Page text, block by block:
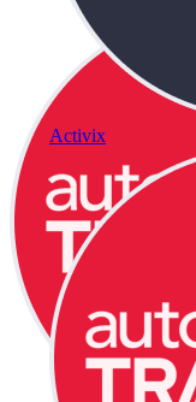
Activix